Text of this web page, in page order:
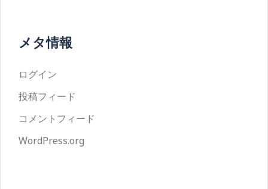
メタ情報
ログイン
投稿フィード
コメントフィード
WordPress.org